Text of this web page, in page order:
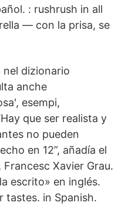
: rushrush in all
— con la prisa, se
dizionario
anche
esempi,
que ser realista y
no pueden
en 12”, añadía el
Xavier Grau.
escrito» en inglés.
tastes. in Spanish.